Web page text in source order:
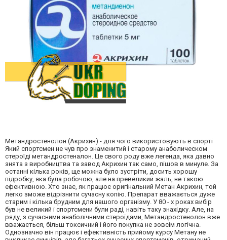
Метандростенолон (Акрихин) - для чого використовують в спорті
Який спортсмен не чув про знаменитий і старому анаболическом
стероїді метандростеналон. Це свого роду вже легенда, яка давно
знята з виробництва та завод Акрихин так само, пішов в минуле. За
останні кілька років, ще можна було зустріти, досить хорошу
підробку, яка була робочою, але на превеликий жаль, не такою
ефективною. Хто знає, як працює оригінальний Метан Акрихин, той
легко зможе відрізнити сучасну копію. Препарат вважається дуже
старим і кілька брудним для нашого організму. У 80 - х роках вибір
був не великий і спортсмени були раді, навіть таку знахідку. Але, на
ряду, з сучасними анаболічними стероїдами, Метандростенолон вже
вважається, більш токсичний і його покупка не зовсім логічна.
Однозначно він працює і ефективність прийому курсу Метану не